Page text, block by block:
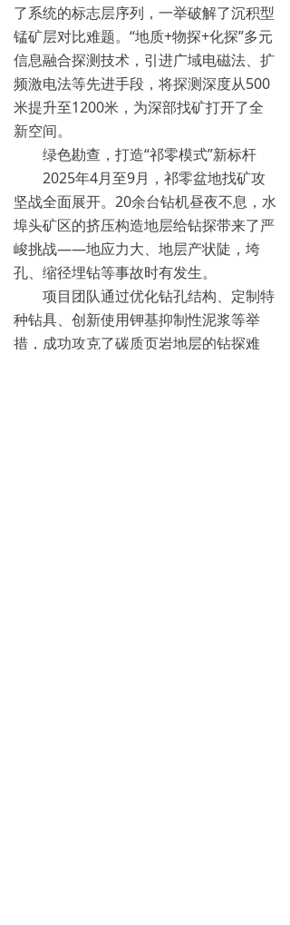
了系统的标志层序列，一举破解了沉积型
锰矿层对比难题。“地质+物探+化探”多元
信息融合探测技术，引进广域电磁法、扩
频激电法等先进手段，将探测深度从500
米提升至1200米，为深部找矿打开了全
新空间。
绿色勘查，打造“祁零模式”新标杆
2025年4月至9月，祁零盆地找矿攻
坚战全面展开。20余台钻机昼夜不息，水
埠头矿区的挤压构造地层给钻探带来了严
峻挑战——地应力大、地层产状陡，垮
孔、缩径埋钻等事故时有发生。
项目团队通过优化钻孔结构、定制特
种钻具、创新使用钾基抑制性泥浆等举
措，成功攻克了碳质页岩地层的钻探难